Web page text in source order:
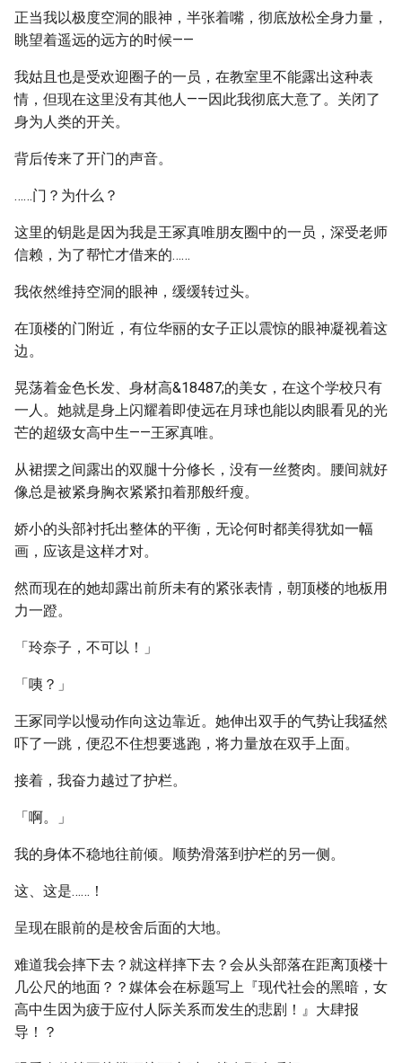
正当我以极度空洞的眼神，半张着嘴，彻底放松全身力量，
眺望着遥远的远方的时候——
我姑且也是受欢迎圈子的一员，在教室里不能露出这种表
情，但现在这里没有其他人——因此我彻底大意了。关闭了
身为人类的开关。
背后传来了开门的声音。
……门？为什么？
这里的钥匙是因为我是王冢真唯朋友圈中的一员，深受老师
信赖，为了帮忙才借来的……
我依然维持空洞的眼神，缓缓转过头。
在顶楼的门附近，有位华丽的女子正以震惊的眼神凝视着这
边。
晃荡着金色长发、身材高&18487;的美女，在这个学校只有
一人。她就是身上闪耀着即使远在月球也能以肉眼看见的光
芒的超级女高中生——王冢真唯。
从裙摆之间露出的双腿十分修长，没有一丝赘肉。腰间就好
像总是被紧身胸衣紧紧扣着那般纤瘦。
娇小的头部衬托出整体的平衡，无论何时都美得犹如一幅
画，应该是这样才对。
然而现在的她却露出前所未有的紧张表情，朝顶楼的地板用
力一蹬。
「玲奈子，不可以！」
「咦？」
王冢同学以慢动作向这边靠近。她伸出双手的气势让我猛然
吓了一跳，便忍不住想要逃跑，将力量放在双手上面。
接着，我奋力越过了护栏。
「啊。」
我的身体不稳地往前倾。顺势滑落到护栏的另一侧。
这、这是……！
呈现在眼前的是校舍后面的大地。
难道我会摔下去？就这样摔下去？会从头部落在距离顶楼十
几公尺的地面？？媒体会在标题写上『现代社会的黑暗，女
高中生因为疲于应付人际关系而发生的悲剧！』大肆报
导！？